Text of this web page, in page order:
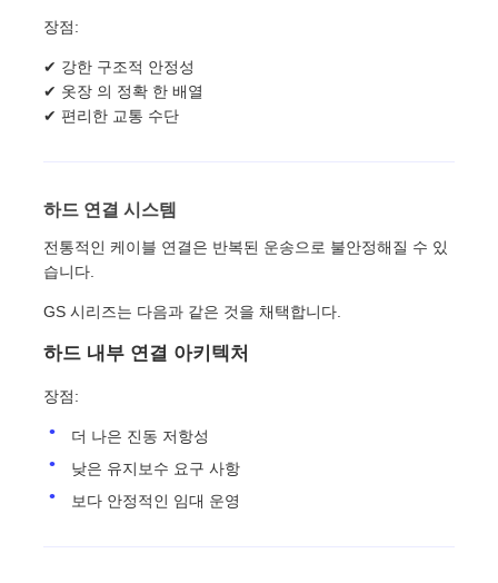
장점:
✔ 강한 구조적 안정성
✔ 옷장 의 정확 한 배열
✔ 편리한 교통 수단
하드 연결 시스템
전통적인 케이블 연결은 반복된 운송으로 불안정해질 수 있
습니다.
GS 시리즈는 다음과 같은 것을 채택합니다.
하드 내부 연결 아키텍처
장점:
더 나은 진동 저항성
낮은 유지보수 요구 사항
보다 안정적인 임대 운영